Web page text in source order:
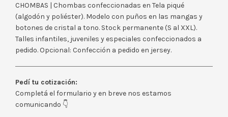
CHOMBAS | Chombas confeccionadas en Tela piqué
(algodón y poliéster). Modelo con puños en las mangas y
botones de cristal a tono. Stock permanente (S al XXL).
Talles infantiles, juveniles y especiales confeccionados a
pedido. Opcional: Confección a pedido en jersey.
Pedí tu cotización:
Completá el formulario y en breve nos estamos
comunicando 👇